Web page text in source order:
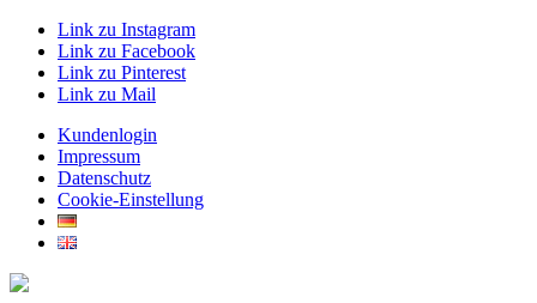
Link zu Instagram
Link zu Facebook
Link zu Pinterest
Link zu Mail
Kundenlogin
Impressum
Datenschutz
Cookie-Einstellung